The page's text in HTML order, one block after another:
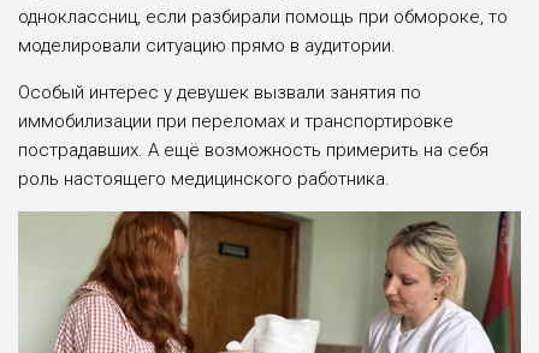
одноклассниц, если разбирали помощь при обмороке, то
моделировали ситуацию прямо в аудитории.
Особый интерес у девушек вызвали занятия по
иммобилизации при переломах и транспортировке
пострадавших. А ещё возможность примерить на себя
роль настоящего медицинского работника.